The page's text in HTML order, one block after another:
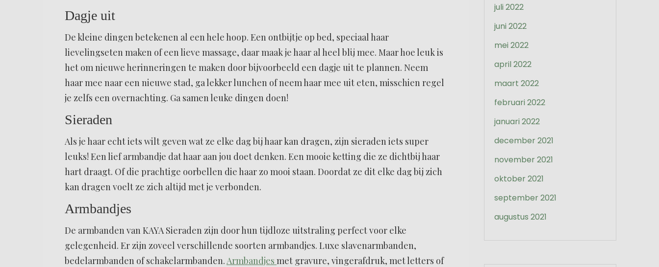
Dagje uit
De kleine dingen betekenen al een hele hoop. Een ontbijtje op bed, speciaal haar
lievelingseten maken of een lieve massage, daar maak je haar al heel blij mee. Maar hoe leuk is
het om nieuwe herinneringen te maken door bijvoorbeeld een dagje uit te plannen. Neem
haar mee naar een nieuwe stad, ga lekker lunchen of neem haar mee uit eten, misschien regel
je zelfs een overnachting. Ga samen leuke dingen doen!
Sieraden
Als je haar echt iets wilt geven wat ze elke dag bij haar kan dragen, zijn sieraden iets super
leuks! Een lief armbandje dat haar aan jou doet denken. Een mooie ketting die ze dichtbij haar
hart draagt. Of die prachtige oorbellen die haar zo mooi staan. Doordat ze dit elke dag bij zich
kan dragen voelt ze zich altijd met je verbonden.
Armbandjes
De armbanden van KAYA Sieraden zijn door hun tijdloze uitstraling perfect voor elke
gelegenheid. Er zijn zoveel verschillende soorten armbandjes. Luxe slavenarmbanden,
bedelarmbanden of schakelarmbanden.Armbandjes met gravure, vingerafdruk, met letters of
juli 2022
juni 2022
mei 2022
april 2022
maart 2022
februari 2022
januari 2022
december 2021
november 2021
oktober 2021
september 2021
augustus 2021